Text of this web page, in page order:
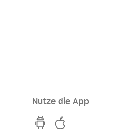
Nutze die App
hvv switch App